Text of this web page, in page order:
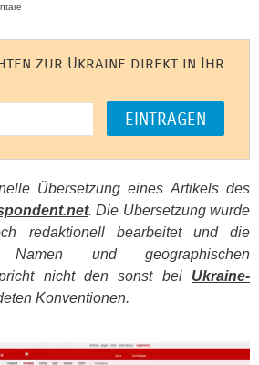
zur Ukraine direkt in Ihr
Übersetzung eines Artikels des
. Die Übersetzung wurde
redaktionell bearbeitet und die
und geographischen
nicht den sonst bei Ukraine-
Konventionen.